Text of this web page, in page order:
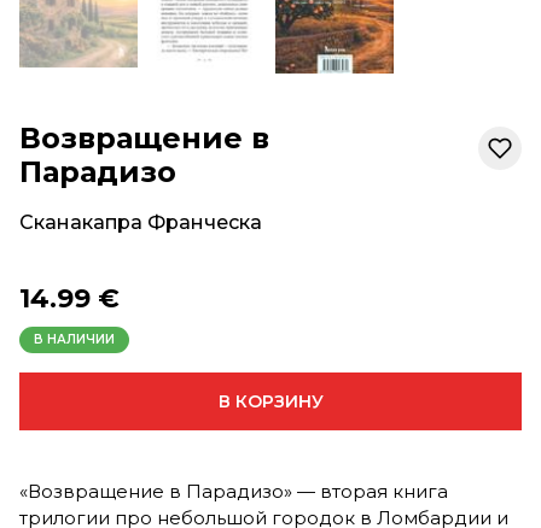
Возвращение в
Парадизо
Сканакапра Франческа
14.99 €
В НАЛИЧИИ
В КОРЗИНУ
«Возвращение в Парадизо» — вторая книга
трилогии про небольшой городок в Ломбардии и